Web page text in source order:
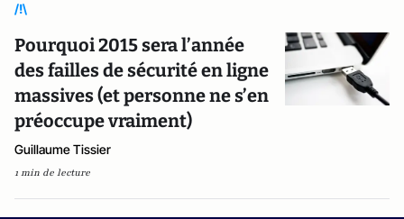
/!\
Pourquoi 2015 sera l’année
des failles de sécurité en ligne
massives (et personne ne s’en
préoccupe vraiment)
Guillaume Tissier
1 min de lecture